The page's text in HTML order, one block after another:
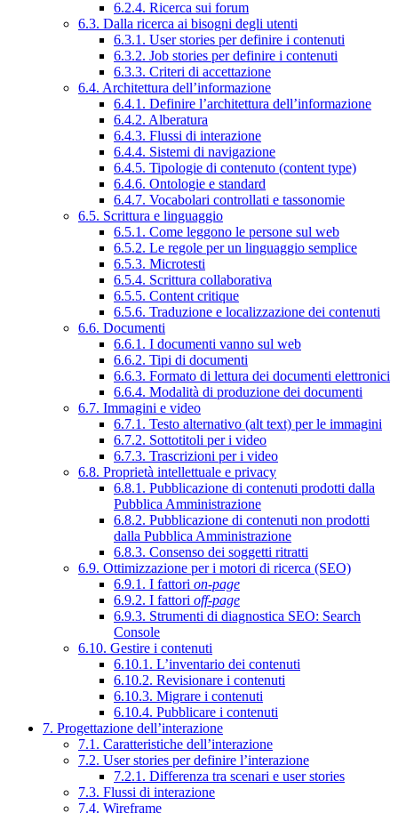
6.2.4. Ricerca sui forum
6.3. Dalla ricerca ai bisogni degli utenti
6.3.1. User stories per definire i contenuti
6.3.2. Job stories per definire i contenuti
6.3.3. Criteri di accettazione
6.4. Architettura dell’informazione
6.4.1. Definire l’architettura dell’informazione
6.4.2. Alberatura
6.4.3. Flussi di interazione
6.4.4. Sistemi di navigazione
6.4.5. Tipologie di contenuto (content type)
6.4.6. Ontologie e standard
6.4.7. Vocabolari controllati e tassonomie
6.5. Scrittura e linguaggio
6.5.1. Come leggono le persone sul web
6.5.2. Le regole per un linguaggio semplice
6.5.3. Microtesti
6.5.4. Scrittura collaborativa
6.5.5. Content critique
6.5.6. Traduzione e localizzazione dei contenuti
6.6. Documenti
6.6.1. I documenti vanno sul web
6.6.2. Tipi di documenti
6.6.3. Formato di lettura dei documenti elettronici
6.6.4. Modalità di produzione dei documenti
6.7. Immagini e video
6.7.1. Testo alternativo (alt text) per le immagini
6.7.2. Sottotitoli per i video
6.7.3. Trascrizioni per i video
6.8. Proprietà intellettuale e privacy
6.8.1. Pubblicazione di contenuti prodotti dalla
Pubblica Amministrazione
6.8.2. Pubblicazione di contenuti non prodotti
dalla Pubblica Amministrazione
6.8.3. Consenso dei soggetti ritratti
6.9. Ottimizzazione per i motori di ricerca (SEO)
6.9.1. I fattori on-page
6.9.2. I fattori off-page
6.9.3. Strumenti di diagnostica SEO: Search
Console
6.10. Gestire i contenuti
6.10.1. L’inventario dei contenuti
6.10.2. Revisionare i contenuti
6.10.3. Migrare i contenuti
6.10.4. Pubblicare i contenuti
7. Progettazione dell’interazione
7.1. Caratteristiche dell’interazione
7.2. User stories per definire l’interazione
7.2.1. Differenza tra scenari e user stories
7.3. Flussi di interazione
7.4. Wireframe